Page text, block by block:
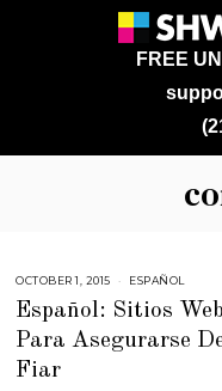
FREE
OCTOBER 1, 2015
P
E
M
ESPAÑOL
Español: Sitios
Para Asegurarse
Fiar